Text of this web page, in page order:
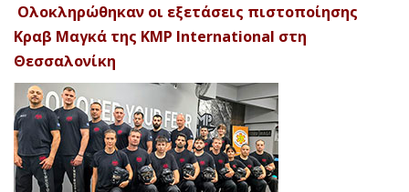
Ολοκληρώθηκαν οι εξετάσεις πιστοποίησης
Κραβ Μαγκά της KMP International στη
Θεσσαλονίκη